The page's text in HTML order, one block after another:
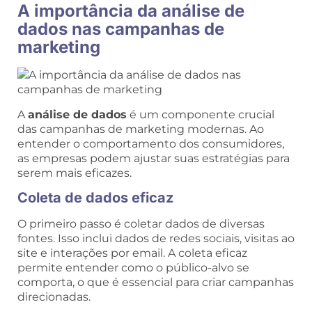
A importância da análise de
dados nas campanhas de
marketing
Aanálise de dados é um componente crucial
das campanhas de marketing modernas. Ao
entender o comportamento dos consumidores,
as empresas podem ajustar suas estratégias para
serem mais eficazes.
Coleta de dados eficaz
O primeiro passo é coletar dados de diversas
fontes. Isso inclui dados de redes sociais, visitas ao
site e interações por email. A coleta eficaz
permite entender como o público-alvo se
comporta, o que é essencial para criar campanhas
direcionadas.